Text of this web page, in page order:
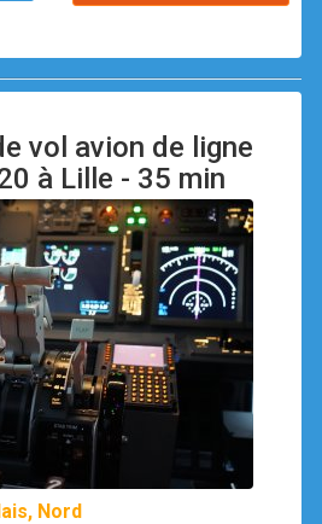
vol avion de ligne
à Lille - 35 min
Nord